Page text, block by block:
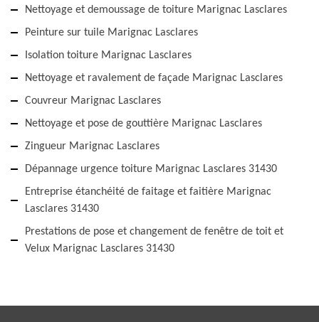
Nettoyage et demoussage de toiture Marignac Lasclares
Peinture sur tuile Marignac Lasclares
Isolation toiture Marignac Lasclares
Nettoyage et ravalement de façade Marignac Lasclares
Couvreur Marignac Lasclares
Nettoyage et pose de gouttière Marignac Lasclares
Zingueur Marignac Lasclares
Dépannage urgence toiture Marignac Lasclares 31430
Entreprise étanchéité de faitage et faitière Marignac
Lasclares 31430
Prestations de pose et changement de fenêtre de toit et
Velux Marignac Lasclares 31430